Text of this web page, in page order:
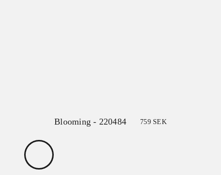
Blooming - 220484 759 SEK